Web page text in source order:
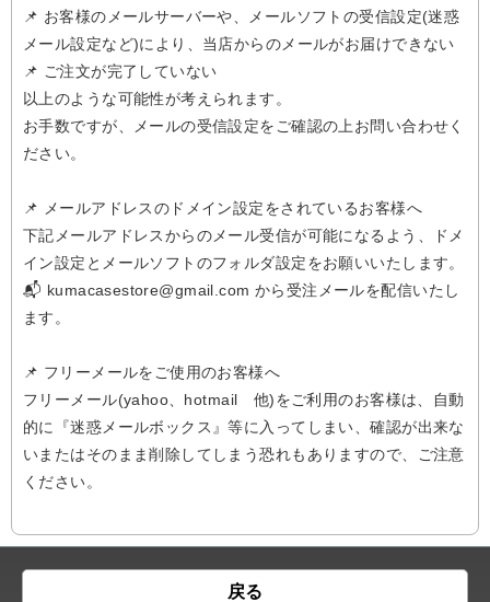
📌 お客様のメールサーバーや、メールソフトの受信設定(迷惑
メール設定など)により、当店からのメールがお届けできない
📌 ご注文が完了していない
以上のような可能性が考えられます。
お手数ですが、メールの受信設定をご確認の上お問い合わせく
ださい。
📌 メールアドレスのドメイン設定をされているお客様へ
下記メールアドレスからのメール受信が可能になるよう、ドメ
イン設定とメールソフトのフォルダ設定をお願いいたします。
📬 kumacasestore@gmail.com から受注メールを配信いたし
ます。
📌 フリーメールをご使用のお客様へ
フリーメール(yahoo、hotmail 他)をご利用のお客様は、自動
的に『迷惑メールボックス』等に入ってしまい、確認が出来な
いまたはそのまま削除してしまう恐れもありますので、ご注意
ください。
戻る